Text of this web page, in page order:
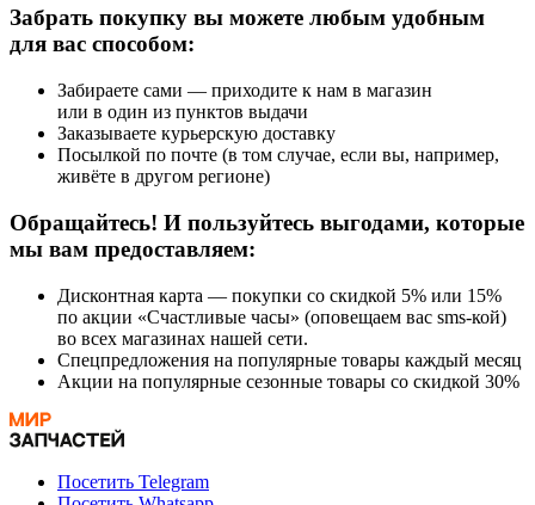
Забрать покупку вы можете любым удобным
для вас способом:
Забираете сами — приходите к нам в магазин
или в один из пунктов выдачи
Заказываете курьерскую доставку
Посылкой по почте (в том случае, если вы, например,
живёте в другом регионе)
Обращайтесь! И пользуйтесь выгодами, которые
мы вам предоставляем:
Дисконтная карта — покупки со скидкой 5% или 15%
по акции «Счастливые часы» (оповещаем вас sms-кой)
во всех магазинах нашей сети.
Спецпредложения на популярные товары каждый месяц
Акции на популярные сезонные товары со скидкой 30%
Посетить Telegram